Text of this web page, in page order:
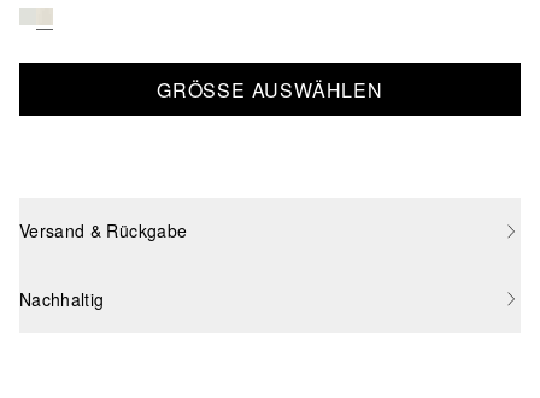
GRÖSSE AUSWÄHLEN
Versand & Rückgabe
Nachhaltig